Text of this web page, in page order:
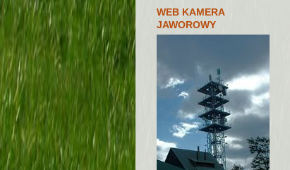
WEB KAMERA
JAWOROWY